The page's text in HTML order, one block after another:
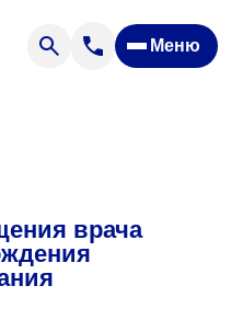
Меню
врача